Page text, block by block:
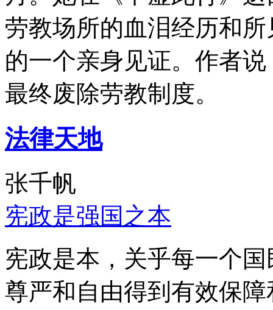
劳教场所的血泪经历和
的一个亲身见证。作者
最终废除劳教制度。
法律天地
张千帆
宪政是强国之本
宪政是本，关乎每一个
尊严和自由得到有效保